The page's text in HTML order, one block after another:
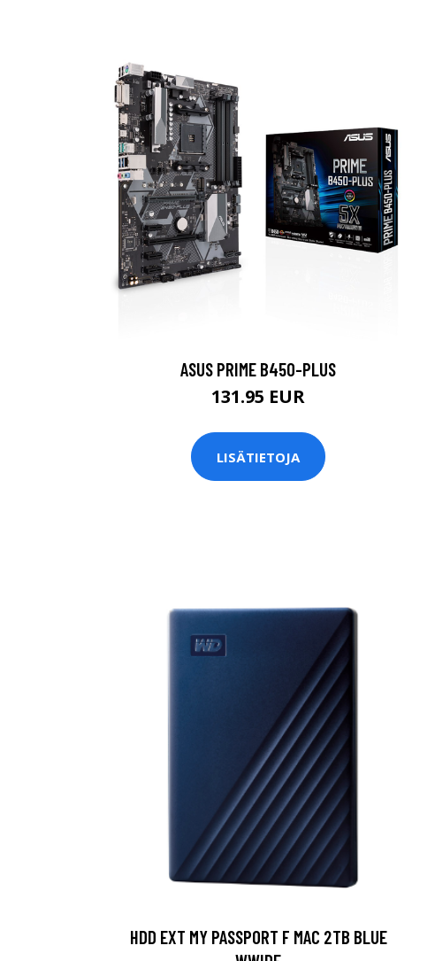
ASUS PRIME B450-PLUS
131.95 EUR
LISÄTIETOJA
HDD EXT MY PASSPORT F MAC 2TB BLUE